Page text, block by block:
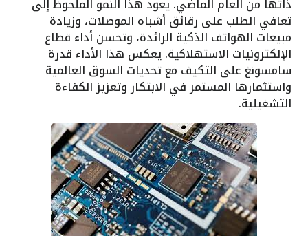
تعافي الطلب على رقائق أشباه الموصلات، وزيادة
مبيعات الهواتف الذكية الرائدة، وتحسن أداء قطاع
الإلكترونيات الاستهلاكية. يعكس هذا الأداء قدرة
سامسونغ على التكيف مع تحديات السوق العالمية
واستثمارها المستمر في الابتكار وتعزيز الكفاءة
التشغيلية.